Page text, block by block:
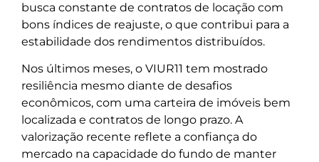
busca constante de contratos de locação com
bons índices de reajuste, o que contribui para a
estabilidade dos rendimentos distribuídos.
Nos últimos meses, o VIUR11 tem mostrado
resiliência mesmo diante de desafios
econômicos, com uma carteira de imóveis bem
localizada e contratos de longo prazo. A
valorização recente reflete a confiança do
mercado na capacidade do fundo de manter